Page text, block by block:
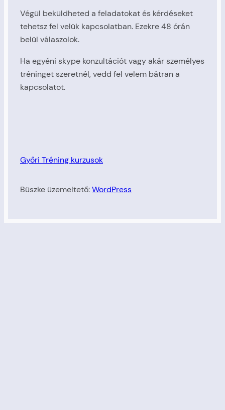
Végül beküldheted a feladatokat és kérdéseket
tehetsz fel velük kapcsolatban. Ezekre 48 órán
belül válaszolok.
Ha egyéni skype konzultációt vagy akár személyes
tréninget szeretnél, vedd fel velem bátran a
kapcsolatot.
Győri Tréning kurzusok
Büszke üzemeltető:WordPress